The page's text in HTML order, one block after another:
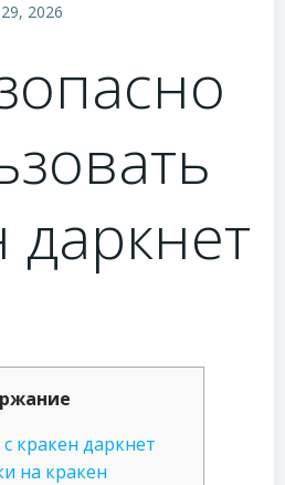
2026
даркнет
кракен даркнет
на кракен